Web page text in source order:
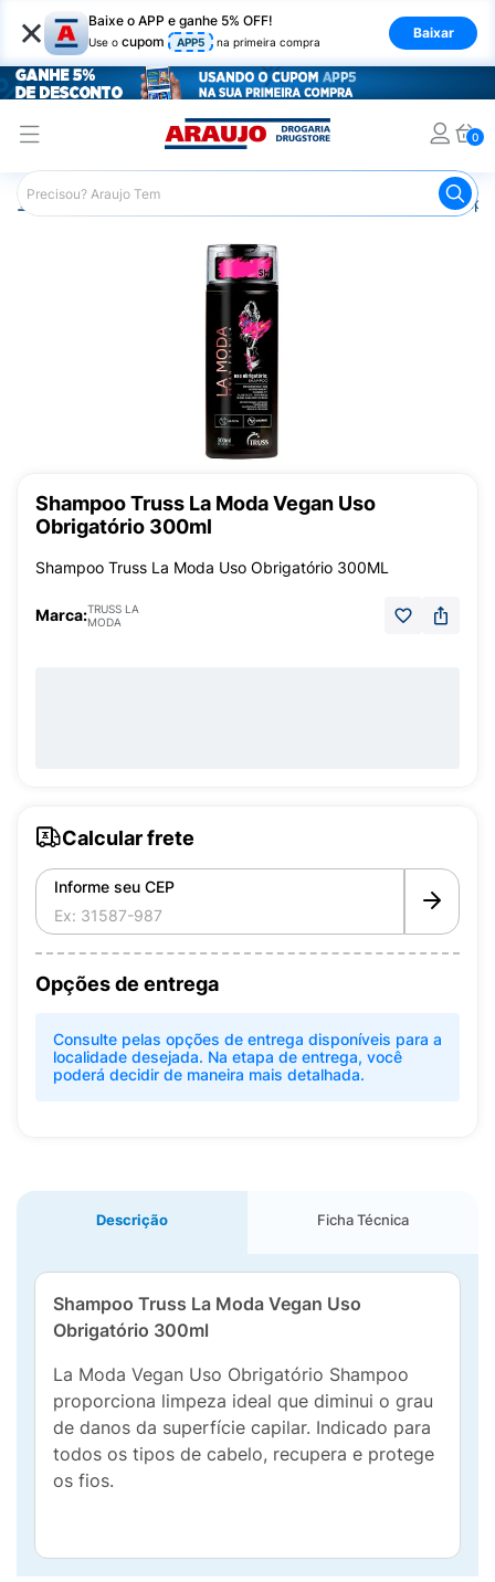
× Baixe o APP e ganhe 5% OFF!
Use o cupom APP5 na primeira compra
Baixar
0
Araujo Cabelo
Shampoo Truss La Moda Vegan Uso
Obrigatório 300ml
Shampoo Truss La Moda Uso Obrigatório 300ML
Marca:TRUSS LA
MODA
Calcular frete
Informe seu CEP
Opções de entrega
Consulte pelas opções de entrega disponíveis para a
localidade desejada. Na etapa de entrega, você
poderá decidir de maneira mais detalhada.
Descrição Ficha Técnica
Shampoo Truss La Moda Vegan Uso
Obrigatório 300ml
La Moda Vegan Uso Obrigatório Shampoo
proporciona limpeza ideal que diminui o grau
de danos da superfície capilar. Indicado para
todos os tipos de cabelo, recupera e protege
os fios.